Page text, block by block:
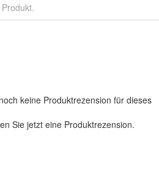
keine Produktrezension für dieses
Sie jetzt eine Produktrezension.